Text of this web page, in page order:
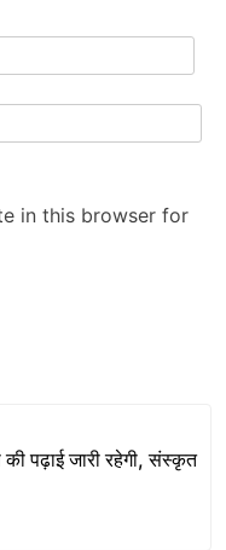
in this browser for
पढ़ाई जारी रहेगी, संस्कृत